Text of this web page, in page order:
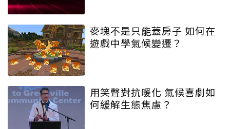
麥塊不是只能蓋房子 如何在
遊戲中學氣候變遷？
用笑聲對抗暖化 氣候喜劇如
何緩解生態焦慮？